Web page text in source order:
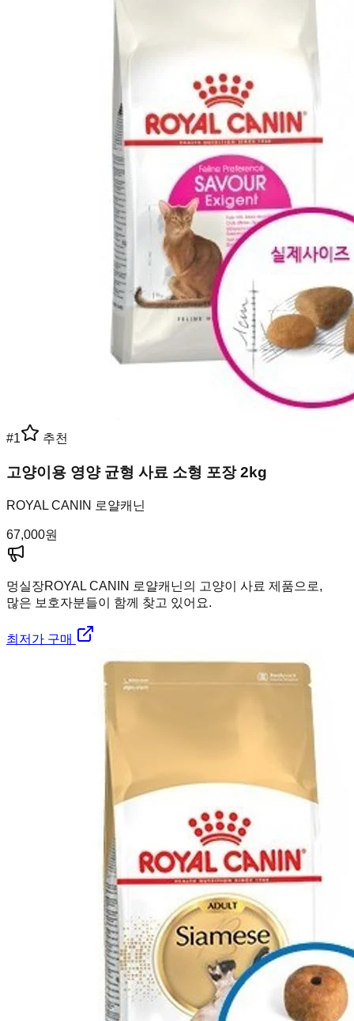
#1 추천
고양이용 영양 균형 사료 소형 포장 2kg
ROYAL CANIN 로얄캐닌
67,000원
멍실장ROYAL CANIN 로얄캐닌의 고양이 사료 제품으로,
많은 보호자분들이 함께 찾고 있어요.
최저가 구매